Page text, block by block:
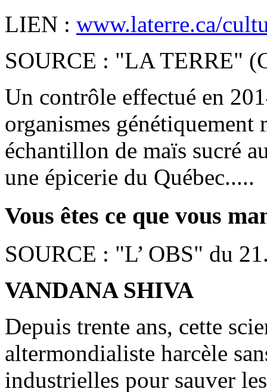
LIEN : www.laterre.ca/
SOURCE : "LA TERRE"
Un contrôle effectué en
organismes
échantillon de maïs sucré
une épicerie du Québec.....
Vous êtes ce que vous
SOURCE : "L’ OBS" du
VANDANA SHIVA
Depuis trente ans, cette
altermondialiste harcèle
industrielles pour sauver